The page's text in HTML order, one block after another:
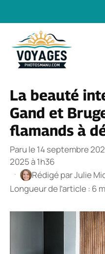
contenu
La beauté
Gand et
flamands à
Paru le 14 septembre
2025 à 1h36
·
Rédigé parJulie
Longueur de l’article : 6